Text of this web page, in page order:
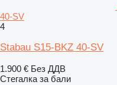
40-SV
4
Stabau S15-BKZ 40-SV
1.900 € Без ДДВ
Стегалка за бали